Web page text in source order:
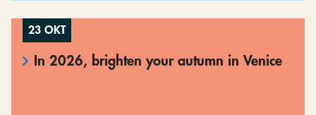
23 OKT
In 2026, brighten your autumn in Venice